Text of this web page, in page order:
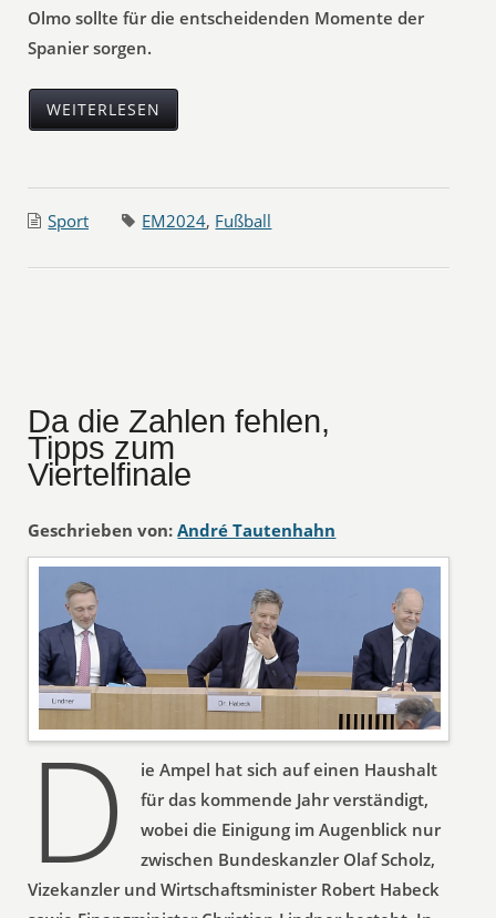
Olmo sollte für die entscheidenden Momente der
Spanier sorgen.
WEITERLESEN
Sport EM2024, Fußball
Da die Zahlen fehlen,
Tipps zum
Viertelfinale
Geschrieben von: André Tautenhahn
D
ie Ampel hat sich auf einen Haushalt
für das kommende Jahr verständigt,
wobei die Einigung im Augenblick nur
zwischen Bundeskanzler Olaf Scholz,
Vizekanzler und Wirtschaftsminister Robert Habeck